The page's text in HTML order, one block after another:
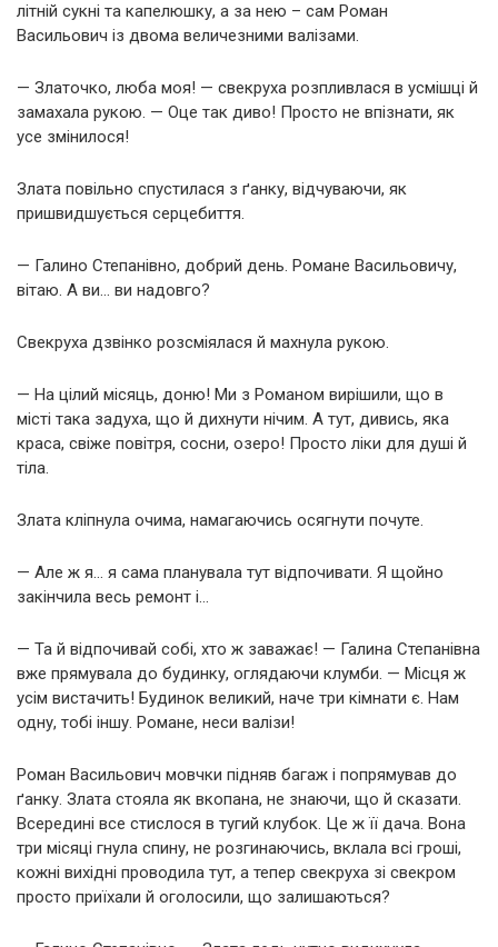
літній сукні та капелюшку, а за нею – сам Роман
Васильович із двома величезними валізами.
— Златочко, люба моя! — свекруха розпливлася в усмішці й
замахала рукою. — Оце так диво! Просто не впізнати, як
усе змінилося!
Злата повільно спустилася з ґанку, відчуваючи, як
пришвидшується серцебиття.
— Галино Степанівно, добрий день. Романе Васильовичу,
вітаю. А ви… ви надовго?
Свекруха дзвінко розсміялася й махнула рукою.
— На цілий місяць, доню! Ми з Романом вирішили, що в
місті така задуха, що й дихнути нічим. А тут, дивись, яка
краса, свіже повітря, сосни, озеро! Просто ліки для душі й
тіла.
Злата кліпнула очима, намагаючись осягнути почуте.
— Але ж я… я сама планувала тут відпочивати. Я щойно
закінчила весь ремонт і…
— Та й відпочивай собі, хто ж заважає! — Галина Степанівна
вже прямувала до будинку, оглядаючи клумби. — Місця ж
усім вистачить! Будинок великий, наче три кімнати є. Нам
одну, тобі іншу. Романе, неси валізи!
Роман Васильович мовчки підняв багаж і попрямував до
ґанку. Злата стояла як вкопана, не знаючи, що й сказати.
Всередині все стислося в тугий клубок. Це ж її дача. Вона
три місяці гнула спину, не розгинаючись, вклала всі гроші,
кожні вихідні проводила тут, а тепер свекруха зі свекром
просто приїхали й оголосили, що залишаються?